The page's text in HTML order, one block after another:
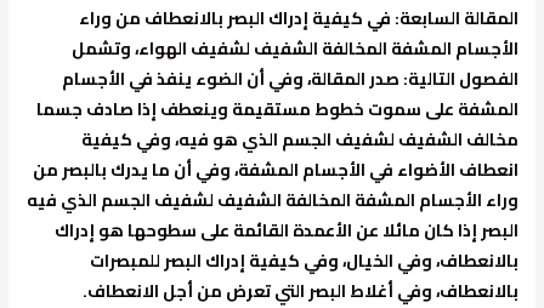
المقالة السابعة: في كيفية إدراك البصر بالانعطاف من وراء
الأجسام المشفة المخالفة الشفيف لشفيف الهواء، وتشمل
الفصول التالية: صدر المقالة، وفي أن الضوء ينفذ في الأجسام
المشفة على سموت خطوط مستقيمة وينعطف إذا صادف جسما
مخالف الشفيف لشفيف الجسم الذي هو فيه، وفي كيفية
انعطاف الأضواء في الأجسام المشفة، وفي أن ما يدرك بالبصر من
وراء الأجسام المشفة المخالفة الشفيف لشفيف الجسم الذي فيه
البصر إذا كان مائلا عن الأعمدة القائمة على سطوحها هو إدراك
بالانعطاف، وفي الخيال، وفي كيفية إدراك البصر للمبصرات
بالانعطاف، وفي أغلاط البصر التي تعرض من أجل الانعطاف.